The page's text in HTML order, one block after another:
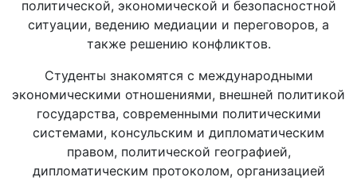
политической, экономической и безопасностной
ситуации, ведению медиации и переговоров, а
также решению конфликтов.
Студенты знакомятся с международными
экономическими отношениями, внешней политикой
государства, современными политическими
системами, консульским и дипломатическим
правом, политической географией,
дипломатическим протоколом, организацией